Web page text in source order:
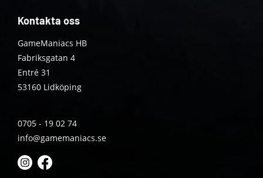
Kontakta oss
GameManiacs HB
Fabriksgatan 4
Entré 31
53160 Lidköping
0705 - 19 02 74
info@gamemaniacs.se